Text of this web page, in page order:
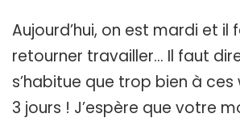
Aujourd’hui, on est mardi et il
retourner travailler… Il faut
s’habitue que trop bien à
3 jours ! J’espère que votre